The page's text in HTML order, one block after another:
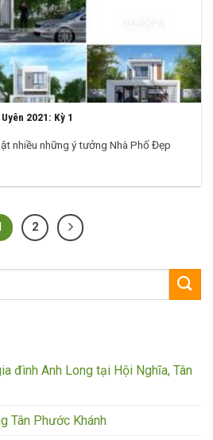
2021: Kỳ 1
nhiều những ý tưởng Nhà Phố Đẹp
2
đình Anh Long tại Hội Nghĩa, Tân
Tân Phước Khánh